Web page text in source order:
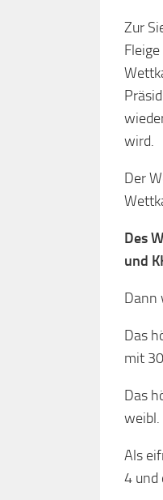
Zur
wird.
Der
Des
und
Dann
Das
mit
Das
weibl.
Als
4 und